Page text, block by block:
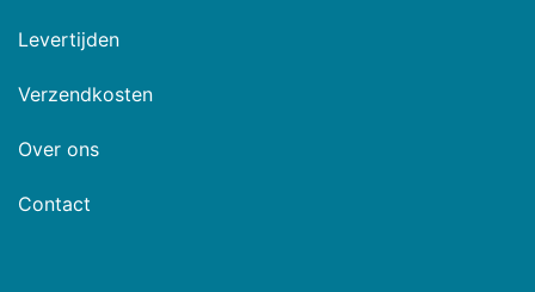
Levertijden
Verzendkosten
Over ons
Contact